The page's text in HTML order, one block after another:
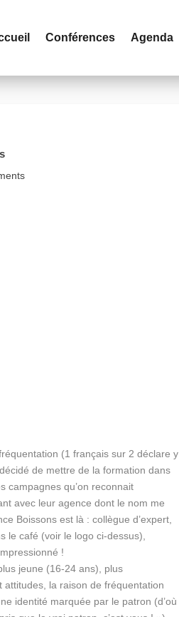
Conférences Agenda
(1 français sur 2 déclare y
de mettre de la formation dans
campagnes qu’on reconnait
avec leur agence dont le nom me
Boissons est là : collègue d’expert,
le café (voir le logo ci-dessus),
!
jeune (16-24 ans), plus
la raison de fréquentation
identité marquée par le patron (d’où